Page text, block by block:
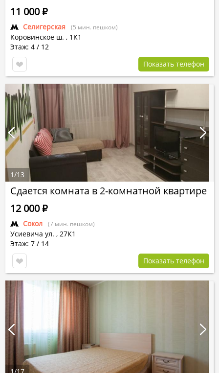
Селигерская (5 мин. пешком)
Коровинское ш. , 1К1
Этаж: 4 / 12
11 000Р
Показать телефон
Сдается комната в 2-комнатной квартире
Сокол (7 мин. пешком)
Усиевича ул. , 27К1
Этаж: 7 / 14
12 000Р
Показать телефон
1/13